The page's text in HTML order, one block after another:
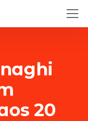
20